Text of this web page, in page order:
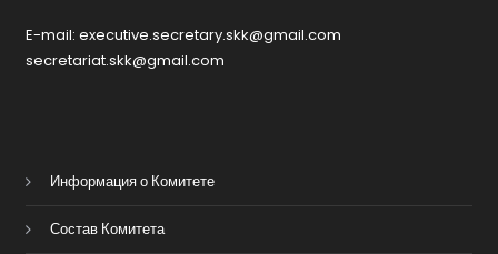
E-mail: executive.secretary.skk@gmail.com
secretariat.skk@gmail.com
Информация о Комитете
Состав Комитета